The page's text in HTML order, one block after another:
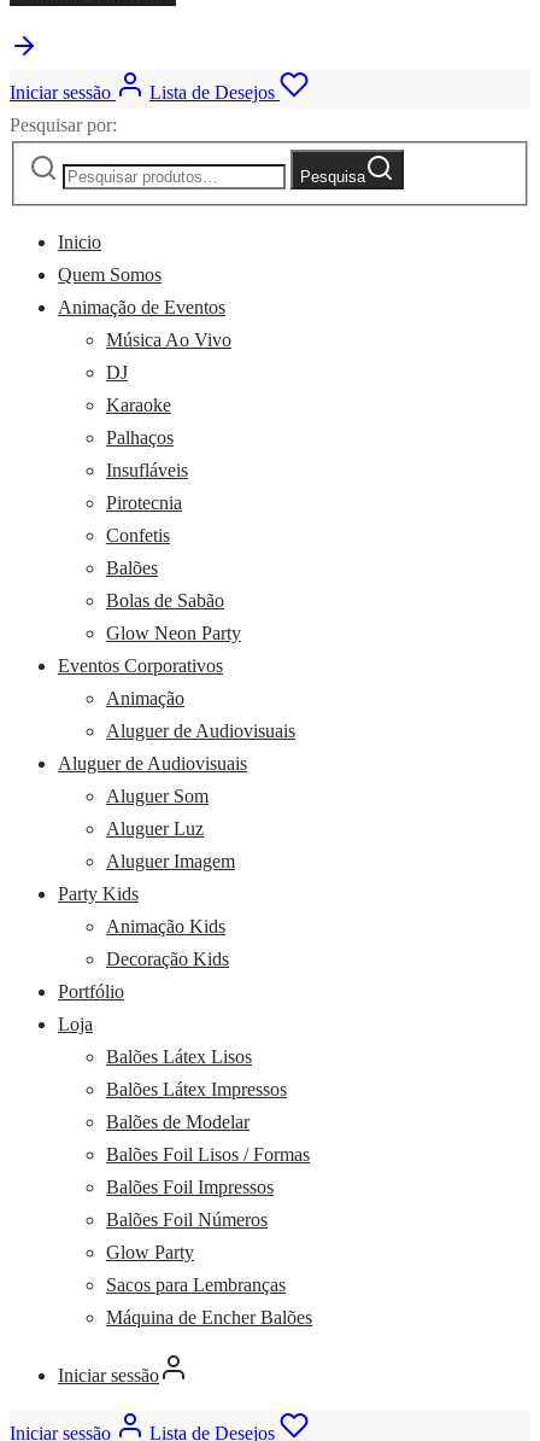
Iniciar sessão
Lista de Desejos
Pesquisar por:
Pesquisa
Inicio
Quem Somos
Animação de Eventos
Música Ao Vivo
DJ
Karaoke
Palhaços
Insufláveis
Pirotecnia
Confetis
Balões
Bolas de Sabão
Glow Neon Party
Eventos Corporativos
Animação
Aluguer de Audiovisuais
Aluguer de Audiovisuais
Aluguer Som
Aluguer Luz
Aluguer Imagem
Party Kids
Animação Kids
Decoração Kids
Portfólio
Loja
Balões Látex Lisos
Balões Látex Impressos
Balões de Modelar
Balões Foil Lisos / Formas
Balões Foil Impressos
Balões Foil Números
Glow Party
Sacos para Lembranças
Máquina de Encher Balões
Iniciar sessão
Iniciar sessão Lista de Desejos